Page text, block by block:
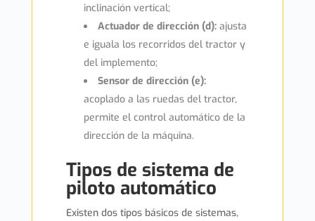
inclinación vertical;
Actuador de dirección (d):ajusta
e iguala los recorridos del tractor y
del implemento;
Sensor de dirección (e):
acoplado a las ruedas del tractor,
permite el control automático de la
dirección de la máquina.
Tipos de sistema de
piloto automático
Existen dos tipos básicos de sistemas,